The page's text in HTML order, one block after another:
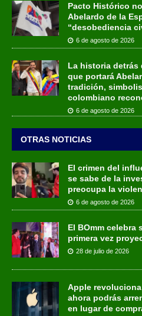
Pacto Histórico
Abelardo de la
“desobediencia
6 de agosto de 2026
La historia detrás
que portará
tradición,
colombiano
6 de agosto de 2026
OTRAS NOTICIAS
El crimen del
se sabe de la
preocupa la
6 de agosto de 2026
El BOmm celebra
primera vez
28 de julio de 2026
Apple
ahora podrás
en lugar de